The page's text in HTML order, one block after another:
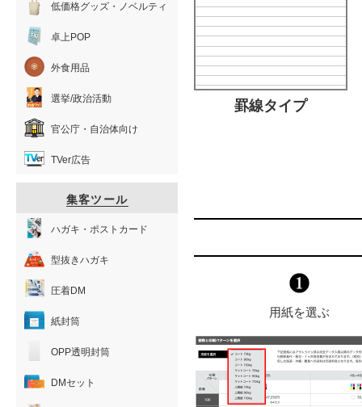
罫線タイプ
用紙を選ぶ
低価格グッズ・ノベルティ
卓上POP
外食用品
選挙/政治活動
官公庁・自治体向け
TVer広告
集客ツール
ハガキ・ポストカード
型抜きハガキ
圧着DM
紙封筒
OPP透明封筒
DMセット